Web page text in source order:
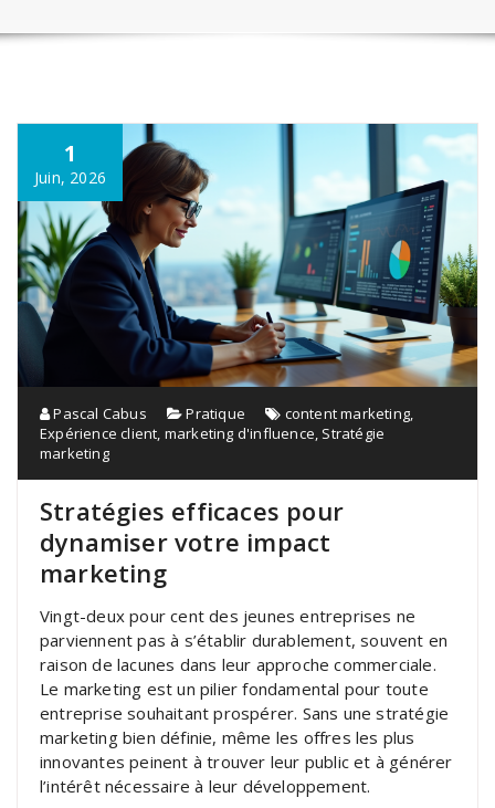
1
Juin, 2026
Pascal Cabus Pratique content marketing,
Expérience client, marketing d'influence, Stratégie
marketing
Stratégies efficaces pour
dynamiser votre impact
marketing
Vingt-deux pour cent des jeunes entreprises ne
parviennent pas à s’établir durablement, souvent en
raison de lacunes dans leur approche commerciale.
Le marketing est un pilier fondamental pour toute
entreprise souhaitant prospérer. Sans une stratégie
marketing bien définie, même les offres les plus
innovantes peinent à trouver leur public et à générer
l’intérêt nécessaire à leur développement.